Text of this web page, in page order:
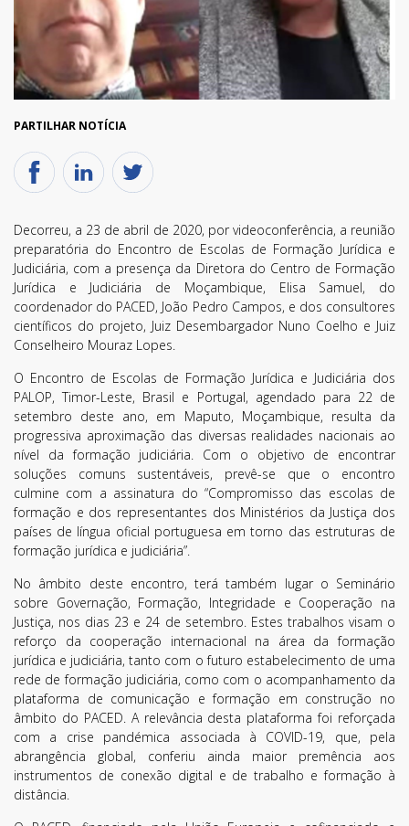
PARTILHAR NOTÍCIA
Decorreu, a 23 de abril de 2020, por videoconferência, a reunião
preparatória do Encontro de Escolas de Formação Jurídica e
Judiciária, com a presença da Diretora do Centro de Formação
Jurídica e Judiciária de Moçambique, Elisa Samuel, do
coordenador do PACED, João Pedro Campos, e dos consultores
científicos do projeto, Juiz Desembargador Nuno Coelho e Juiz
Conselheiro Mouraz Lopes.
O Encontro de Escolas de Formação Jurídica e Judiciária dos
PALOP, Timor-Leste, Brasil e Portugal, agendado para 22 de
setembro deste ano, em Maputo, Moçambique, resulta da
progressiva aproximação das diversas realidades nacionais ao
nível da formação judiciária. Com o objetivo de encontrar
soluções comuns sustentáveis, prevê-se que o encontro
culmine com a assinatura do “Compromisso das escolas de
formação e dos representantes dos Ministérios da Justiça dos
países de língua oficial portuguesa em torno das estruturas de
formação jurídica e judiciária”.
No âmbito deste encontro, terá também lugar o Seminário
sobre Governação, Formação, Integridade e Cooperação na
Justiça, nos dias 23 e 24 de setembro. Estes trabalhos visam o
reforço da cooperação internacional na área da formação
jurídica e judiciária, tanto com o futuro estabelecimento de uma
rede de formação judiciária, como com o acompanhamento da
plataforma de comunicação e formação em construção no
âmbito do PACED. A relevância desta plataforma foi reforçada
com a crise pandémica associada à COVID-19, que, pela
abrangência global, conferiu ainda maior premência aos
instrumentos de conexão digital e de trabalho e formação à
distância.